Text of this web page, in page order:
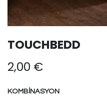
TOUCHBEDD
2,00 €
KOMBINASYON